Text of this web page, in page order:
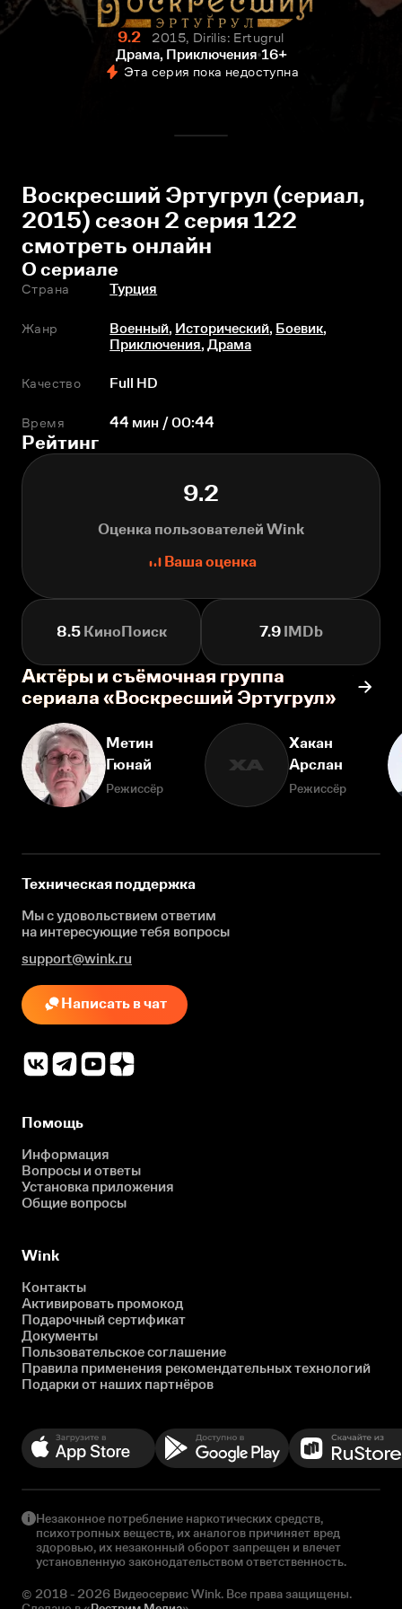
9.2
2015, Dirilis: Ertugrul
Драма, Приключения 16+
Эта серия пока недоступна
Воскресший Эртугрул (сериал,
2015) сезон 2 серия 122
смотреть онлайн
О сериале
Страна Турция
Жанр Военный, Исторический, Боевик,
Приключения,Драма
Качество Full HD
Время 44 мин / 00:44
Рейтинг
9.2
Оценка пользователей Wink
Ваша оценка
8.5КиноПоиск 7.9IMDb
Актёры и съёмочная группа
сериала «Воскресший Эртугрул»
Метин
Гюнай
Режиссёр
ХА
Хакан
Арслан
Режиссёр
Техническая поддержка
Мы с удовольствием ответим
на интересующиетебя вопросы
support@wink.ru
Написать в чат
Помощь
Информация
Вопросы и ответы
Установка приложения
Общие вопросы
Wink
Контакты
Активировать промокод
Подарочный сертификат
Документы
Пользовательское соглашение
Правила применения рекомендательных технологий
Подарки от наших партнёров
Незаконное потребление наркотических средств,
психотропных веществ, их аналогов причиняет вред
здоровью, их незаконный оборот запрещен и влечет
установленную законодательством ответственность.
© 2018 - 2026 Видеосервис Wink. Все права защищены.